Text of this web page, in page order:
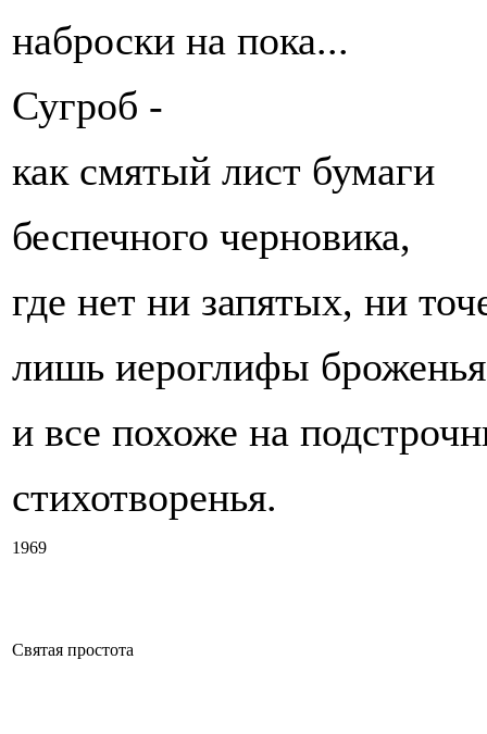
наброски на пока...
Сугроб -
как смятый лист бумаги
беспечного черновика,
где нет ни запятых, ни
лишь иероглифы
и все похоже на
стихотворенья.
1969
Святая простота